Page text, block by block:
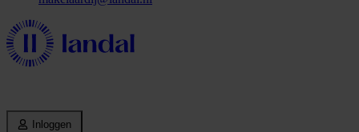
Inloggen